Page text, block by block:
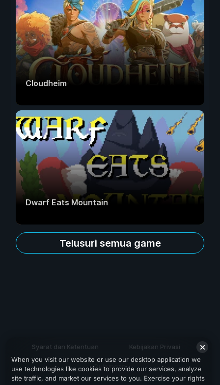
Cloudheim
Dwarf Eats Mountain
Telusuri semua game
Syarat dan Ketentuan Kebijakan Privasi
Dukungan
When you visit our website or use our desktop application we
use technologies like cookies to provide our services, analyze
site traffic, and market our services to you. Exercise your rights